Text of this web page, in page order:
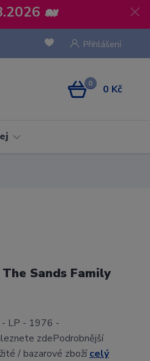
🐋
Přihlášení
0 0 Kč
Sands Family
- LP - 1976 -
zdePodrobnější
/ bazarové zbožícelý